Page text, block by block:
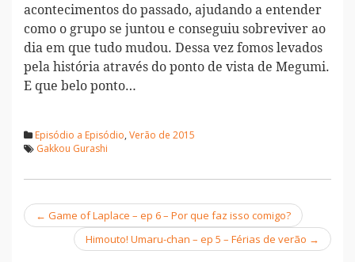
acontecimentos do passado, ajudando a entender
como o grupo se juntou e conseguiu sobreviver ao
dia em que tudo mudou. Dessa vez fomos levados
pela história através do ponto de vista de Megumi.
E que belo ponto…
Episódio a Episódio, Verão de 2015
Gakkou Gurashi
Navegação
← Game of Laplace – ep 6 – Por que faz isso comigo?
Himouto! Umaru-chan – ep 5 – Férias de verão →